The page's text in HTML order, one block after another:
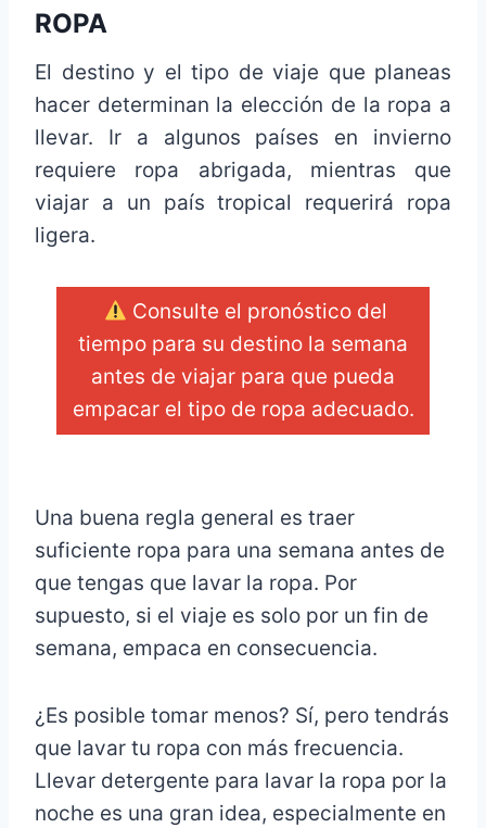
ROPA
El destino y el tipo de viaje que planeas
hacer determinan la elección de la ropa a
llevar. Ir a algunos países en invierno
requiere ropa abrigada, mientras que
viajar a un país tropical requerirá ropa
ligera.
Consulte el pronóstico del
tiempo para su destino la semana
antes de viajar para que pueda
empacar el tipo de ropa adecuado.
Una buena regla general es traer
suficiente ropa para una semana antes de
que tengas que lavar la ropa. Por
supuesto, si el viaje es solo por un fin de
semana, empaca en consecuencia.
¿Es posible tomar menos? Sí, pero tendrás
que lavar tu ropa con más frecuencia.
Llevar detergente para lavar la ropa por la
noche es una gran idea, especialmente en